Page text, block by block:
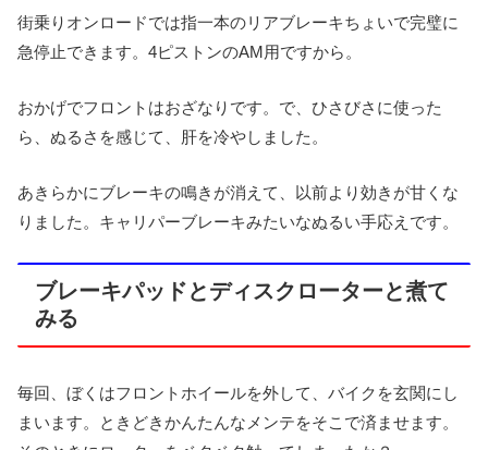
街乗りオンロードでは指一本のリアブレーキちょいで完璧に
急停止できます。4ピストンのAM用ですから。
おかげでフロントはおざなりです。で、ひさびさに使った
ら、ぬるさを感じて、肝を冷やしました。
あきらかにブレーキの鳴きが消えて、以前より効きが甘くな
りました。キャリパーブレーキみたいなぬるい手応えです。
ブレーキパッドとディスクローターと煮て
みる
毎回、ぼくはフロントホイールを外して、バイクを玄関にし
まいます。ときどきかんたんなメンテをそこで済ませます。